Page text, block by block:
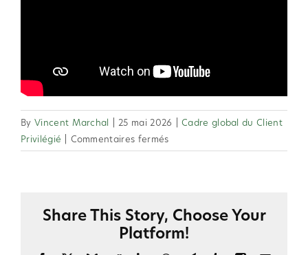
By Vincent Marchal 25 mai 2026
Cadre global du Client
Privilégié
Commentaires ferméssur
2.34
peut-
il
Share This Story, Choose Your
Platform!